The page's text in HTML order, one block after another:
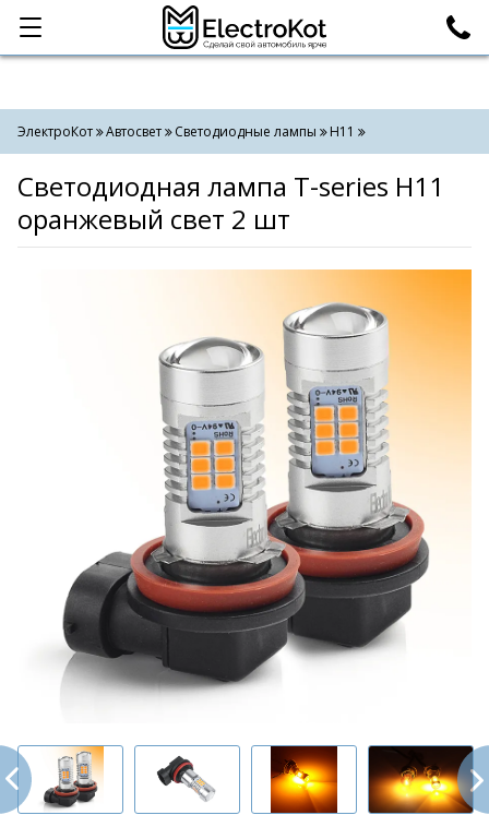
Категории Поиск
ЭлектроКот Автосвет Светодиодные лампы H11
Светодиодная лампа T-series H11
оранжевый свет 2 шт